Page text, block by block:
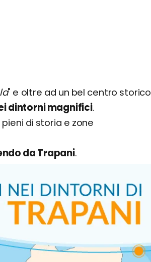
" e oltre ad un bel centro storico
dintorni magnifici.
di storia e zone
da Trapani.